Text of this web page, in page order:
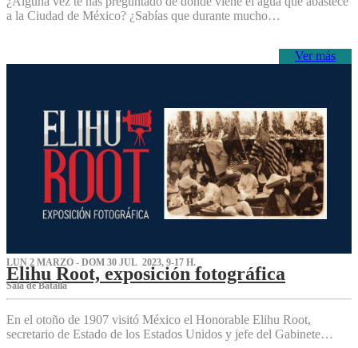
a la Ciudad de México? ¿Sabías que durante mucho…
Ver más
LUN 2 MARZO - DOM 30 JUL 2023, 9-17 H.
Elihu Root, exposición fotográfica
Sala de Batalla
En el otoño de 1907 visitó México el Honorable Elihu Root,
secretario de Estado de los Estados Unidos y jefe del Gabinete…